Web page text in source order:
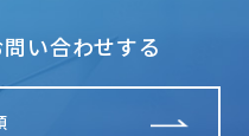
い合わせする